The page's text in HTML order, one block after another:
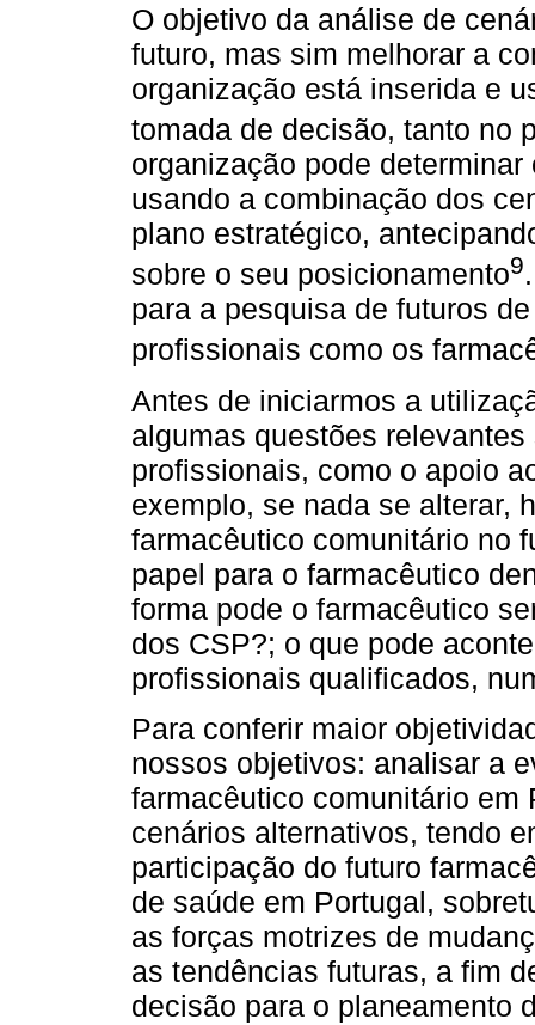
O objetivo da análise de
futuro, mas sim melhorar a
organização está inserida e
tomada de decisão, tanto no
organização pode
usando a combinação dos
plano estratégico,
sobre o seu posicionamento9
para a pesquisa de futuros
profissionais como os
Antes de iniciarmos a
algumas questões
profissionais, como o apoio
exemplo, se nada se alterar,
farmacêutico comunitário no
papel para o farmacêutico
forma pode o farmacêutico
dos CSP?; o que pode
profissionais qualificados,
Para conferir maior
nossos objetivos: analisar a
farmacêutico comunitário em
cenários alternativos, tendo
participação do futuro
de saúde em Portugal,
as forças motrizes de
as tendências futuras, a fim
decisão para o planeamento